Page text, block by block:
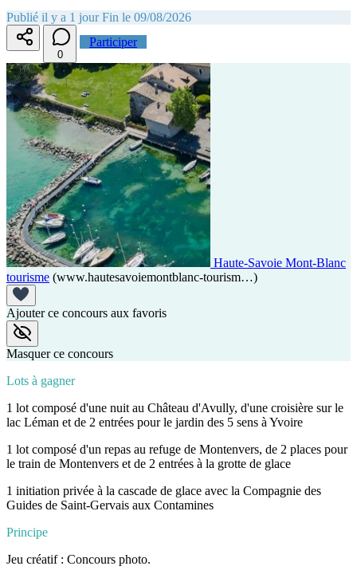
Publié il y a 1 jour Fin le 09/08/2026
0
Participer
Haute-Savoie Mont-Blanc
tourisme (www.hautesavoiemontblanc-tourism…)
Ajouter ce concours aux favoris
Masquer ce concours
Lots à gagner
1 lot composé d'une nuit au Château d'Avully, d'une croisière sur le
lac Léman et de 2 entrées pour le jardin des 5 sens à Yvoire
1 lot composé d'un repas au refuge de Montenvers, de 2 places pour
le train de Montenvers et de 2 entrées à la grotte de glace
1 initiation privée à la cascade de glace avec la Compagnie des
Guides de Saint-Gervais aux Contamines
Principe
Jeu créatif : Concours photo.